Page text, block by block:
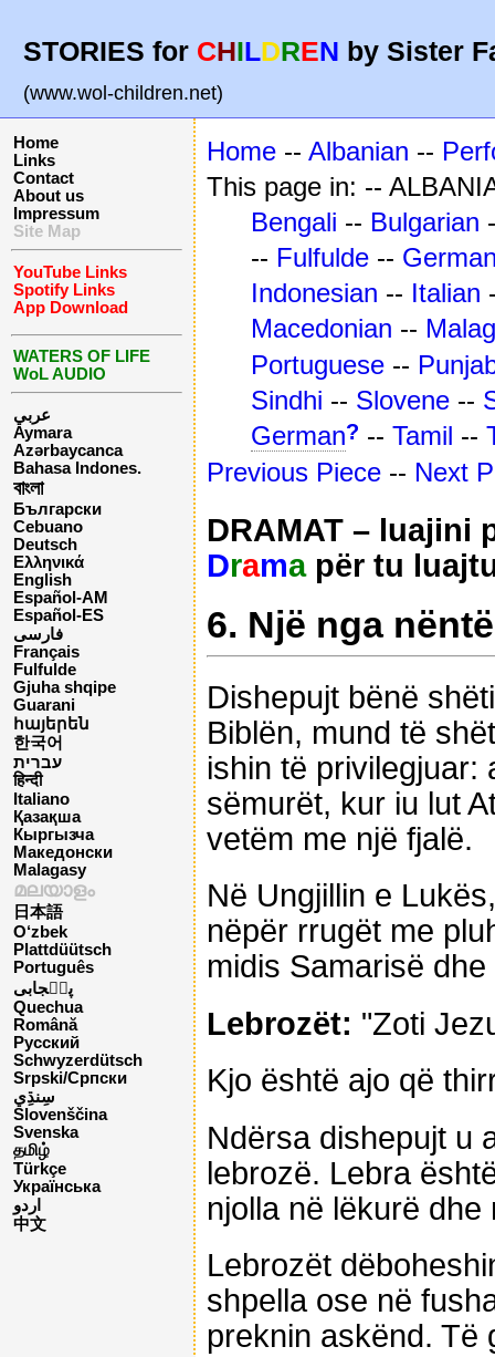
STORIES for CHILDREN by Sister
(www.wol-children.net)
Home
Links
Contact
About us
Impressum
Site Map
YouTube Links
Spotify Links
App Download
WATERS OF LIFE
WoL AUDIO
عربي
Aymara
Azərbaycanca
Bahasa Indones.
বাংলা
Български
Cebuano
Deutsch
Ελληνικά
English
Español-AM
Español-ES
فارسی
Français
Fulfulde
Gjuha shqipe
Guarani
հայերեն
한국어
עברית
हिन्दी
Italiano
Қазақша
Кыргызча
Македонски
Malagasy
മലയാളം
日本語
O‘zbek
Plattdüütsch
Português
پن٘جابی
Quechua
Română
Русский
Schwyzerdütsch
Srpski/Српски
Slovenščina
Svenska
தமிழ்
Türkçe
Українська
اردو
中文
Home -- Albanian --
This page in: --
Bengali -- Bulgarian
-- Fulfulde --
Indonesian -- Italian
Macedonian --
Portuguese --
Sindhi -- Slovene --
German? -- Tamil --
Previous Piece -- Next
DRAMAT – luajini
Dramapër tu
6. Një nga nëntë
Dishepujt bënë
Biblën, mund të
ishin të privilegjuar:
sëmurët, kur iu lut
vetëm me një fjalë.
Në Ungjillin e
nëpër rrugët me
midis Samarisë
Lebrozët: "Zoti
Kjo është ajo që
Ndërsa dishepujt u
lebrozë. Lebra
njolla në lëkurë
Lebrozët
shpella ose në
preknin askënd. Të